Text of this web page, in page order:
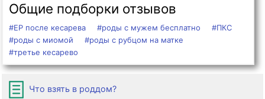
Общие подборки отзывов
#ЕР после кесарева #роды с мужем бесплатно
#ПКС
#роды с миомой
#роды с рубцом на матке
#третье кесарево
Что взять в роддом?